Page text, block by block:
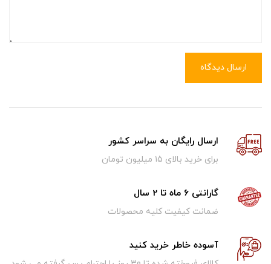
ارسال دیدگاه
ارسال رایگان به سراسر کشور
برای خرید بالای ۱5 میلیون تومان
گارانتی 6 ماه تا 2 سال
ضمانت کیفیت کلیه محصولات
آسوده خاطر خرید کنید